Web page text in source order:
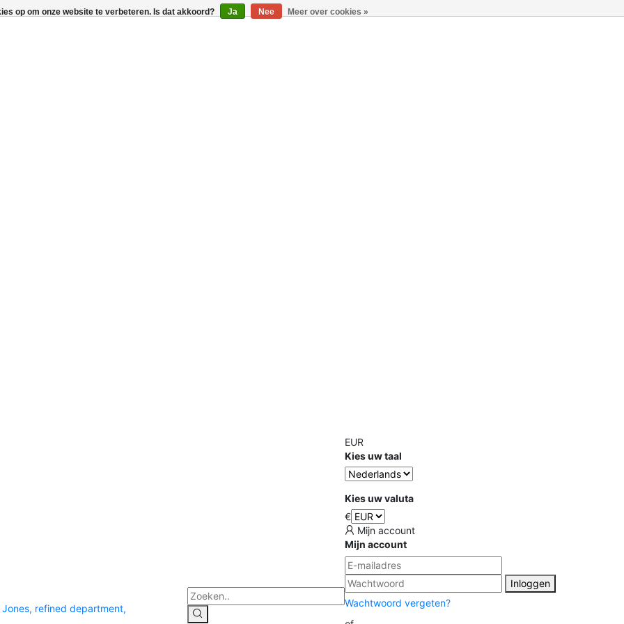
EUR
Kies uw taal
Kies uw valuta
€
Mijn account
Mijn account
Inloggen
Wachtwoord vergeten?
op om onze website te verbeteren. Is dat akkoord? Ja Nee Meer over cookies »